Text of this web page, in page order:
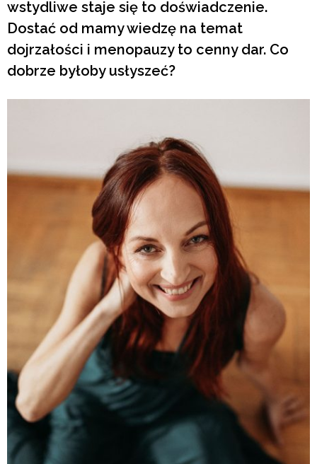
wstydliwe staje się to doświadczenie.
Dostać od mamy wiedzę na temat
dojrzałości i menopauzy to cenny dar. Co
dobrze byłoby usłyszeć?